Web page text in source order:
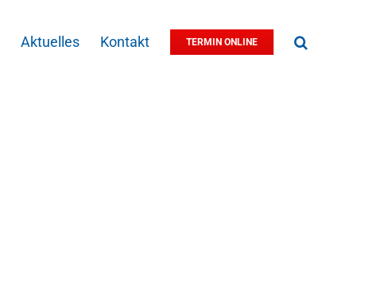
Aktuelles Kontakt TERMIN ONLINE